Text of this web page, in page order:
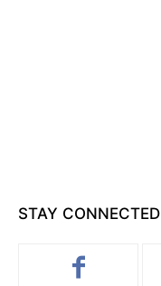
STAY CONNECTED